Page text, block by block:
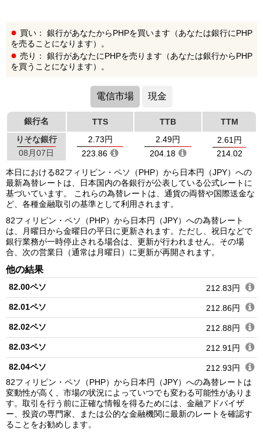
買い： 銀行があなたからPHPを買います（あなたは銀行にPHP
を売ることになります）。
売り： 銀行があなたにPHPを売ります（あなたは銀行からPHP
を買うことになります）。
電信市場 現金
銀行名 TTS TTB
TTM
りそな銀行
08月07日
2.73円
223.86
2.49円
204.18
2.61円
214.02
本日における82フィリピン・ペソ（PHP）から日本円（JPY）への
最新為替レートは、日本国内の各銀行が公表している公式レートに
基づいています。 これらの為替レートは、通貨の両替や国際送金な
ど、各種金融取引の基準として利用されます。
82フィリピン・ペソ（PHP）から日本円（JPY）への為替レート
は、月曜日から金曜日の平日に更新されます。ただし、祝日などで
銀行業務が一時停止される場合は、更新が行われません。その場
合、次の営業日（通常は月曜日）に更新が再開されます。
他の結果
82.00ペソ
212.83円
82.01ペソ
212.86円
82.02ペソ
212.88円
82.03ペソ
212.91円
82.04ペソ
212.93円
82.05ペソ
212.96円
82.06ペソ
212.99円
82.07ペソ
82フィリピン・ペソ（PHP）から日本円（JPY）への為替レートは
変動性が高く、市場の状況によっていつでも変わる可能性がありま
す。取引を行う前に正確な情報を得るためには、金融アドバイザ
ー、投資の専門家、または公的な金融機関に最新のレートを確認す
ることをお勧めします。